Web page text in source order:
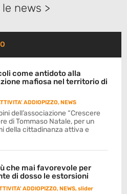
news >
come antidoto alla
mafiosa nel territorio di
ADDIOPIZZO,NEWS
dell’associazione “Crescere
di Tommaso Natale, per un
della cittadinanza attiva e
che mai favorevole per
di dosso le estorsioni
ADDIOPIZZO,NEWS,slider